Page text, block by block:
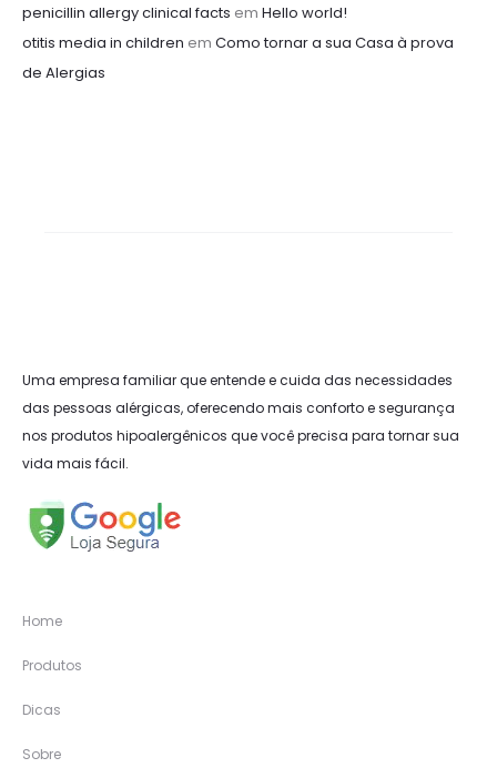
penicillin allergy clinical facts em Hello world!
otitis media in children em Como tornar a sua Casa à prova
de Alergias
Uma empresa familiar que entende e cuida das necessidades
das pessoas alérgicas, oferecendo mais conforto e segurança
nos produtos hipoalergênicos que você precisa para tornar sua
vida mais fácil.
Home
Produtos
Dicas
Sobre